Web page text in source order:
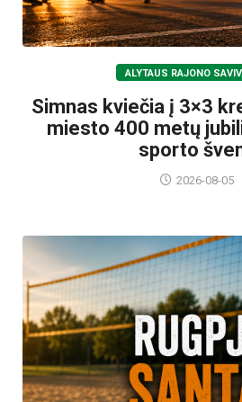
ALYTAUS RAJONO
Simnas kviečia į 3×3
miesto 400 metų
sporto
2026-08-05